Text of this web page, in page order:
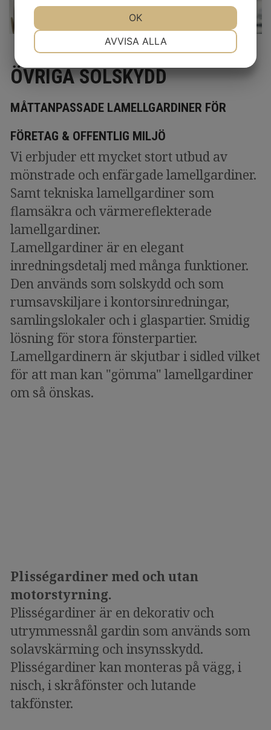
ÖVRIGA SOLSKYDD
MÅTTANPASSADE LAMELLGARDINER FÖR
FÖRETAG & OFFENTLIG MILJÖ
Vi erbjuder ett mycket stort utbud av
mönstrade och enfärgade lamellgardiner.
Samt tekniska lamellgardiner som
flamsäkra och värmereflekterade
lamellgardiner.
Lamellgardiner är en elegant
inredningsdetalj med många funktioner.
Den används som solskydd och som
rumsavskiljare i kontorsinredningar,
samlingslokaler och i glaspartier. Smidig
lösning för stora fönsterpartier.
Lamellgardinern är skjutbar i sidled vilket
för att man kan "gömma" lamellgardiner
om så önskas.
Plisségardiner med och utan
motorstyrning.
Plisségardiner är en dekorativ och
utrymmessnål gardin som används som
solavskärming och insynsskydd.
Plisségardiner kan monteras på vägg, i
nisch, i skråfönster och lutande
takfönster.
MARKNADSFÖRING
AVVISA ALLA
OK